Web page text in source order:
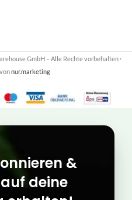
GmbH – Alle Rechte vorbehalten·
nur.marketing
&
deine